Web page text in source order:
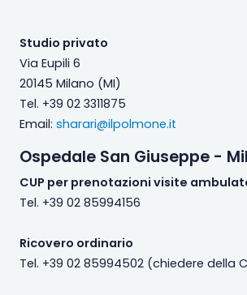
Studio privato
Via Eupili 6
20145 Milano (MI)
Tel. +39 02 3311875
Email: sharari@ilpolmone.it
Ospedale San Giuseppe -
CUP per prenotazioni visite
Tel. +39 02 85994156
Ricovero ordinario
Tel. +39 02 85994502 (chiedere della